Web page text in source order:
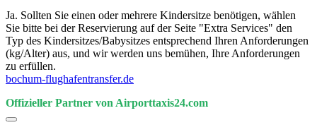
Ja. Sollten Sie einen oder mehrere Kindersitze benötigen, wählen
Sie bitte bei der Reservierung auf der Seite "Extra Services" den
Typ des Kindersitzes/Babysitzes entsprechend Ihren Anforderungen
(kg/Alter) aus, und wir werden uns bemühen, Ihre Anforderungen
zu erfüllen.
bochum-flughafentransfer.de
Offizieller Partner von Airporttaxis24.com